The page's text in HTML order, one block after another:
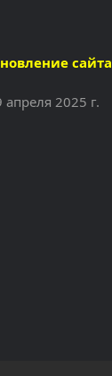
сайта
апреля 2025 г.